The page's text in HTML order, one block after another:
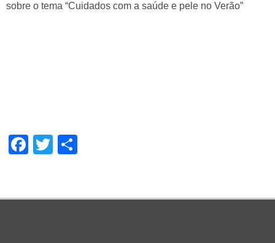
sobre o tema “Cuidados com a saúde e pele no Verão”
Facebook
Twitter